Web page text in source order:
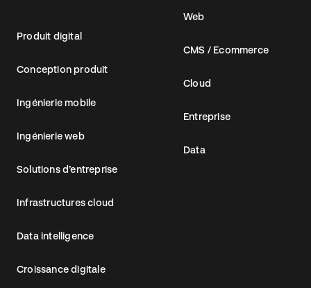
Produit digital
Conception produit
Ingénierie mobile
Ingénierie web
Solutions d’entreprise
Infrastructures cloud
Data intelligence
Croissance digitale
Web
CMS / Ecommerce
Cloud
Entreprise
Data